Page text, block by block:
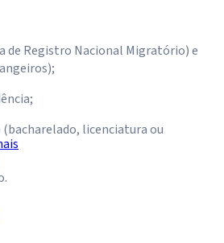
de Registro Nacional Migratório) e
(bacharelado, licenciatura ou